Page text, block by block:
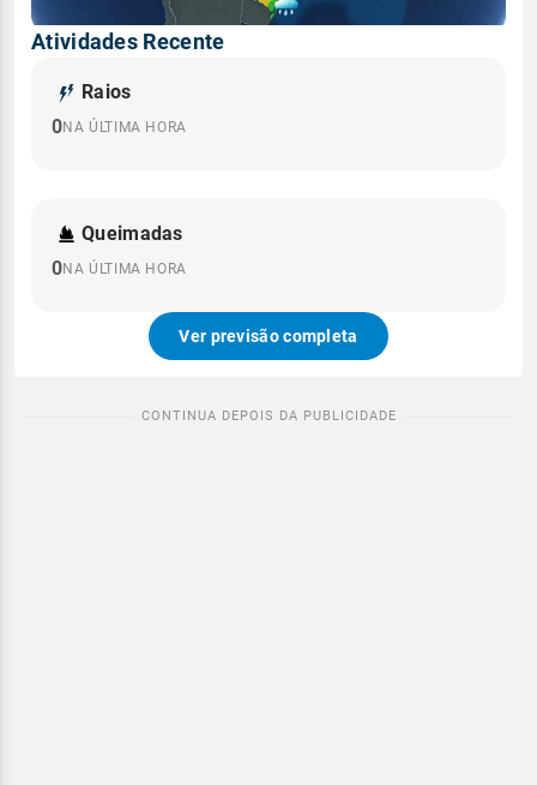
Atividades Recente
Raios
0NA ÚLTIMA HORA
Queimadas
0NA ÚLTIMA HORA
Ver previsão completa